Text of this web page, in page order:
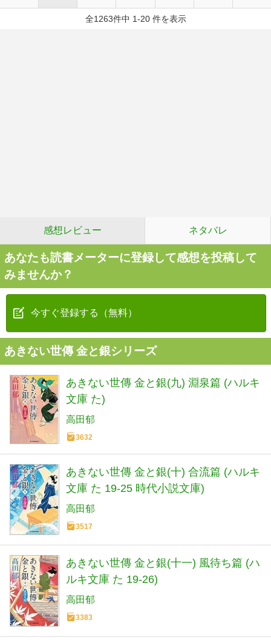
全1263件中 1-20 件を表示
感想レビュー ネタバレ
あなたも読書メーターに登録して感想を投稿して
みませんか？
今すぐ登録する（無料）
あきない世傳 金と銀シリーズ
あきない世傳 金と銀(九) 淵泉篇 (ハルキ
文庫 た)
高田郁
3632
あきない世傳 金と銀(十) 合流篇 (ハルキ
文庫 た 19-25 時代小説文庫)
高田郁
3517
あきない世傳 金と銀(十一) 風待ち篇 (ハ
ルキ文庫 た 19-26)
高田郁
3383